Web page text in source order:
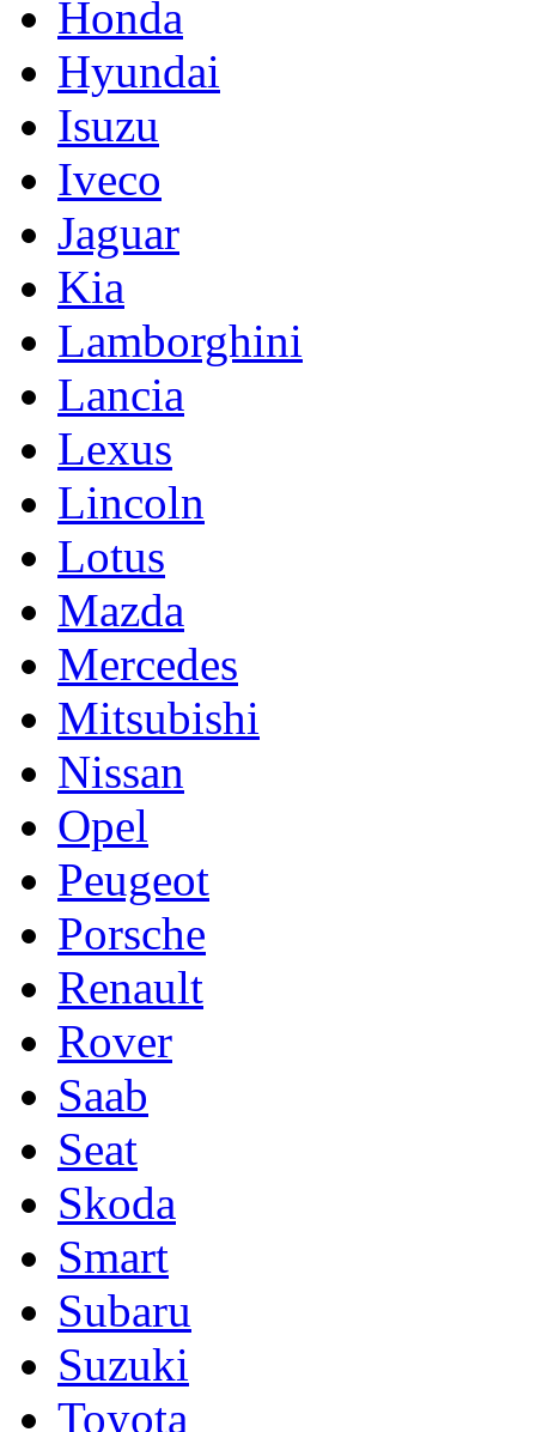
Honda
Hyundai
Isuzu
Iveco
Jaguar
Kia
Lamborghini
Lancia
Lexus
Lincoln
Lotus
Mazda
Mercedes
Mitsubishi
Nissan
Opel
Peugeot
Porsche
Renault
Rover
Saab
Seat
Skoda
Smart
Subaru
Suzuki
Toyota